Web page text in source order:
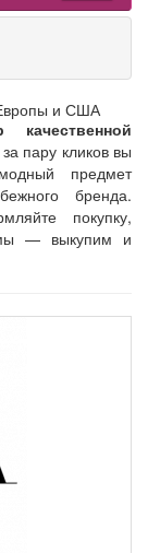
и США
пару кликов вы
предмет
бренда.
покупку,
— выкупим и